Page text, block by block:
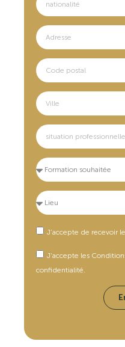
J’accepte de recevoir
J’accepte les
confidentialité.